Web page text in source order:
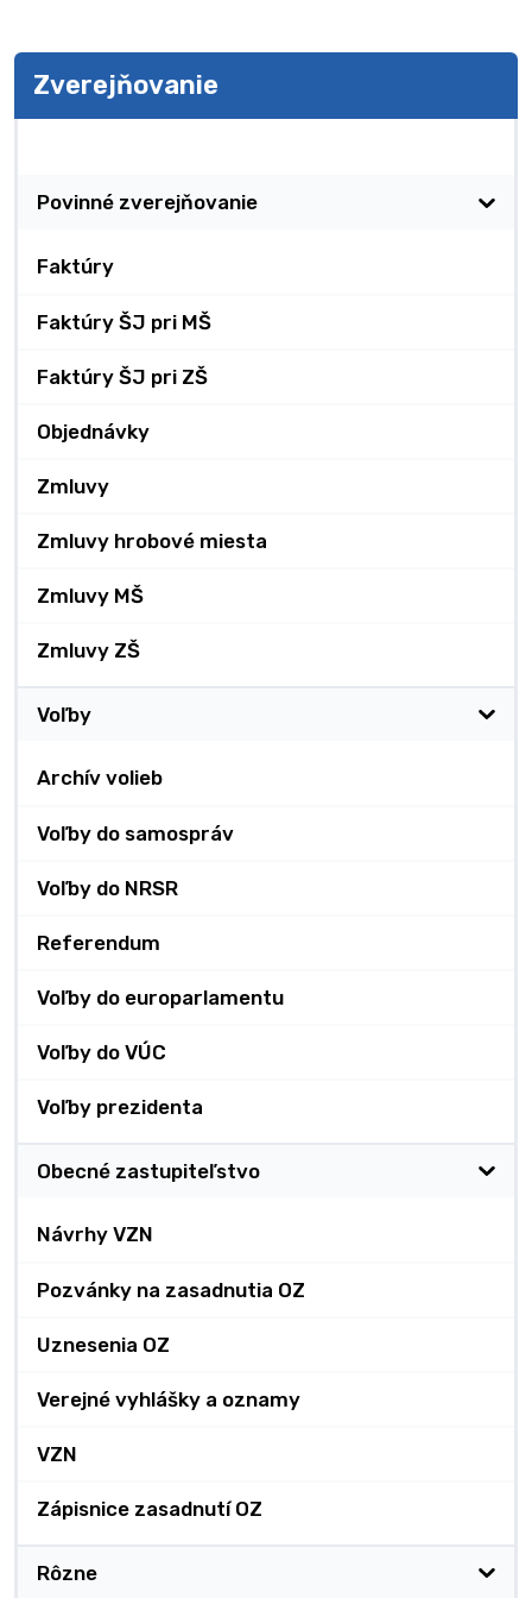
Zverejňovanie
Povinné zverejňovanie
Faktúry
Faktúry ŠJ pri MŠ
Faktúry ŠJ pri ZŠ
Objednávky
Zmluvy
Zmluvy hrobové miesta
Zmluvy MŠ
Zmluvy ZŠ
Voľby
Archív volieb
Voľby do samospráv
Voľby do NRSR
Referendum
Voľby do europarlamentu
Voľby do VÚC
Voľby prezidenta
Obecné zastupiteľstvo
Návrhy VZN
Pozvánky na zasadnutia OZ
Uznesenia OZ
Verejné vyhlášky a oznamy
VZN
Zápisnice zasadnutí OZ
Rôzne